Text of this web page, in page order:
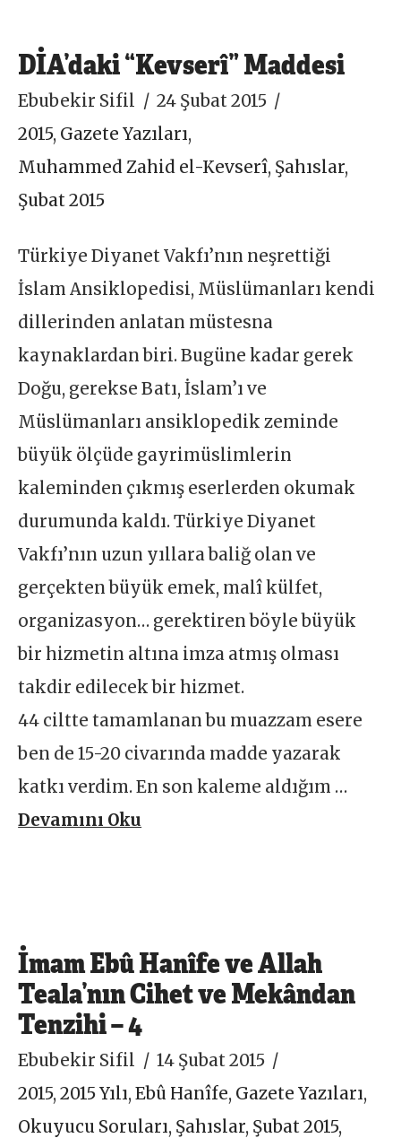
DİA’daki “Kevserî” Maddesi
Ebubekir Sifil
24 Şubat 2015
2015, Gazete Yazıları,
Muhammed Zahid el-Kevserî, Şahıslar,
Şubat 2015
Türkiye Diyanet Vakfı’nın neşrettiği
İslam Ansiklopedisi, Müslümanları kendi
dillerinden anlatan müstesna
kaynaklardan biri. Bugüne kadar gerek
Doğu, gerekse Batı, İslam’ı ve
Müslümanları ansiklopedik zeminde
büyük ölçüde gayrimüslimlerin
kaleminden çıkmış eserlerden okumak
durumunda kaldı. Türkiye Diyanet
Vakfı’nın uzun yıllara baliğ olan ve
gerçekten büyük emek, malî külfet,
organizasyon… gerektiren böyle büyük
bir hizmetin altına imza atmış olması
takdir edilecek bir hizmet.
44 ciltte tamamlanan bu muazzam esere
ben de 15-20 civarında madde yazarak
katkı verdim. En son kaleme aldığım …
Devamını Oku
İmam Ebû Hanîfe ve Allah
Teala’nın Cihet ve Mekândan
Tenzihi – 4
Ebubekir Sifil
14 Şubat 2015
2015,2015 Yılı,Ebû Hanîfe, Gazete Yazıları,
Okuyucu Soruları, Şahıslar, Şubat 2015,